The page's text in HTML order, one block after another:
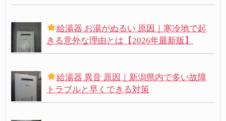
給湯器 お湯がぬるい 原因｜寒冷地で起
きる意外な理由とは【2026年最新版】
給湯器 異音 原因｜新潟県内で多い故障
トラブルと早くできる対策